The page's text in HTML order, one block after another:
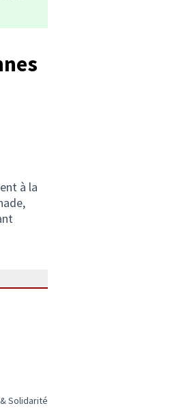
à la
de la catégorie : Partage & Solidarité
Solidarité